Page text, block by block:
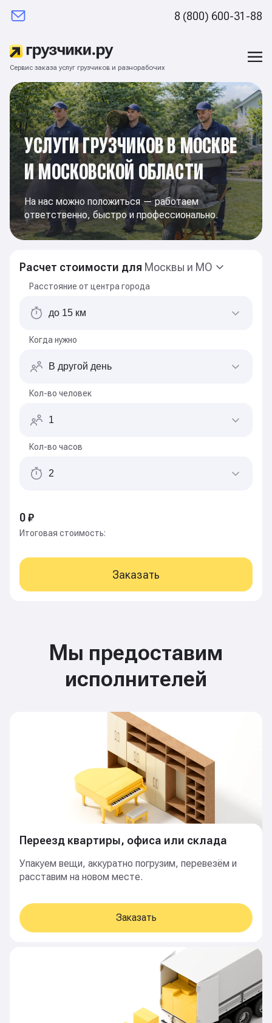
8 (800) 600-31-88
Сервис заказа услуг грузчиков и разнорабочих
УСЛУГИ ГРУЗЧИКОВ В МОСКВЕ
И МОСКОВСКОЙ ОБЛАСТИ
На нас можно положиться — работаем
ответственно, быстро и профессионально.
Расчет стоимости для Москвы и МО
Расстояние от центра города
Когда нужно
Кол-во человек
Кол-во часов
0 ₽
Итоговая стоимость:
Заказать
Мы предоставим
исполнителей
Переезд квартиры, офиса или склада
Упакуем вещи, аккуратно погрузим, перевезём и
расставим на новом месте.
Заказать